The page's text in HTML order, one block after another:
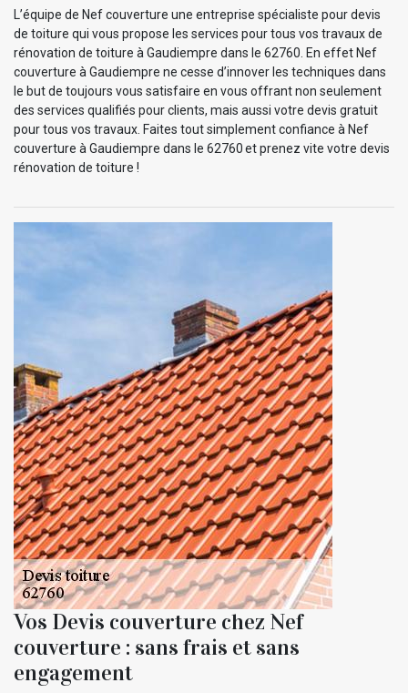
L’équipe de Nef couverture une entreprise spécialiste pour devis
de toiture qui vous propose les services pour tous vos travaux de
rénovation de toiture à Gaudiempre dans le 62760. En effet Nef
couverture à Gaudiempre ne cesse d’innover les techniques dans
le but de toujours vous satisfaire en vous offrant non seulement
des services qualifiés pour clients, mais aussi votre devis gratuit
pour tous vos travaux. Faites tout simplement confiance à Nef
couverture à Gaudiempre dans le 62760 et prenez vite votre devis
rénovation de toiture !
Vos Devis couverture chez Nef
couverture : sans frais et sans
engagement